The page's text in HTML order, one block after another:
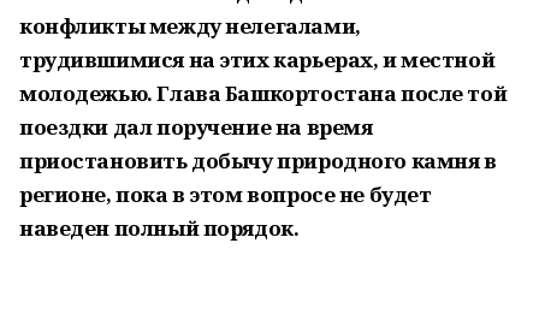
конфликты между нелегалами,
трудившимися на этих карьерах, и местной
молодежью. Глава Башкортостана после той
поездки дал поручение на время
приостановить добычу природного камня в
регионе, пока в этом вопросе не будет
наведен полный порядок.